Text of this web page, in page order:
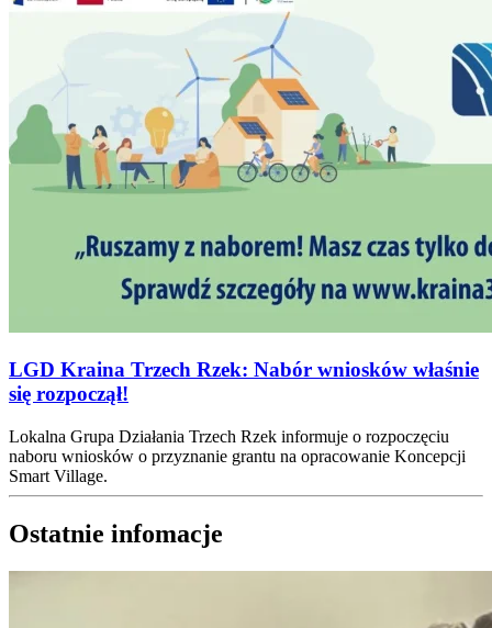
LGD Kraina Trzech Rzek: Nabór wniosków właśnie
się rozpoczął!
Lokalna Grupa Działania Trzech Rzek informuje o rozpoczęciu
naboru wniosków o przyznanie grantu na opracowanie Koncepcji
Smart Village.
Ostatnie infomacje